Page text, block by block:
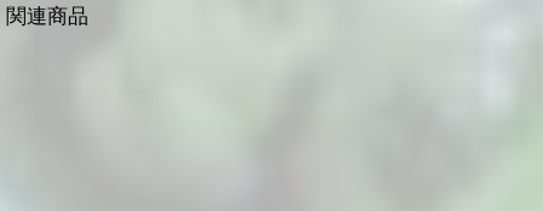
関連商品